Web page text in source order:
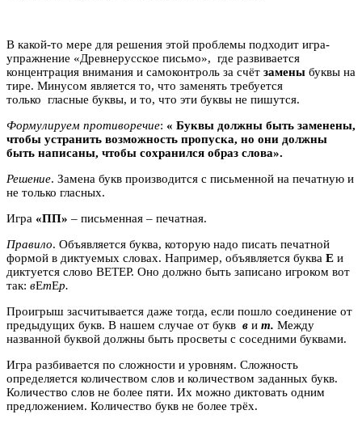
В какой-то мере для решения этой проблемы подходит игра-
упражнение «Древнерусское письмо», где развивается
концентрация внимания и самоконтроль за счёт замены буквы на
тире. Минусом является то, что заменять требуется
только гласные буквы, и то, что эти буквы не пишутся.
Формулируем противоречие: « Буквы должны быть заменены,
чтобы устранить возможность пропуска, но они должны
быть написаны, чтобы сохранился образ слова».
Решение. Замена букв производится с письменной на печатную и
не только гласных.
Игра «ПП» – письменная – печатная.
Правило. Объявляется буква, которую надо писать печатной
формой в диктуемых словах. Например, объявляется буква Е и
диктуется слово ВЕТЕР. Оно должно быть записано игроком вот
так: вЕтЕр.
Проигрыш засчитывается даже тогда, если пошло соединение от
предыдущих букв. В нашем случае от букв в и т. Между
названной буквой должны быть просветы с соседними буквами.
Игра разбивается по сложности и уровням. Сложность
определяется количеством слов и количеством заданных букв.
Количество слов не более пяти. Их можно диктовать одним
предложением. Количество букв не более трёх.